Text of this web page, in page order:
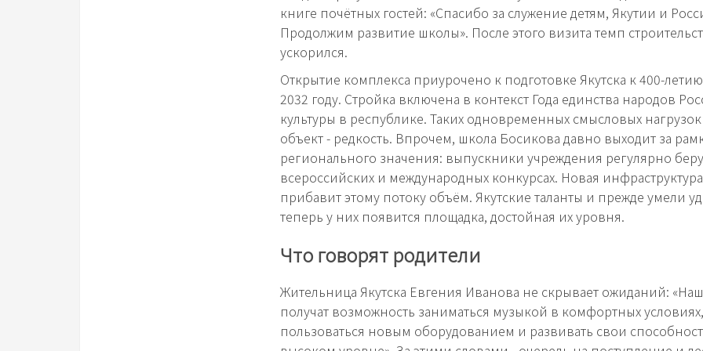
книге почётных гостей: «Спасибо за служение детям, Якутии и
Продолжим развитие школы». После этого визита темп
ускорился.
Открытие комплекса приурочено к подготовке Якутска к 400-
2032 году. Стройка включена в контекст Года единства народов
культуры в республике. Таких одновременных смысловых
объект - редкость. Впрочем, школа Босикова давно выходит за
регионального значения: выпускники учреждения регулярно
всероссийских и международных конкурсах. Новая
прибавит этому потоку объём. Якутские таланты и прежде умели
теперь у них появится площадка, достойная их уровня.
Что говорят родители
Жительница Якутска Евгения Иванова не скрывает ожиданий:
получат возможность заниматься музыкой в комфортных условиях,
пользоваться новым оборудованием и развивать свои